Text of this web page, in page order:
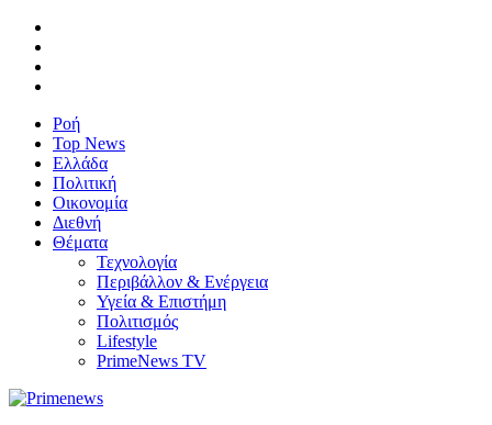
Ροή
Top News
Ελλάδα
Πολιτική
Οικονομία
Διεθνή
Θέματα
Τεχνολογία
Περιβάλλον & Ενέργεια
Υγεία & Επιστήμη
Πολιτισμός
Lifestyle
PrimeNews TV